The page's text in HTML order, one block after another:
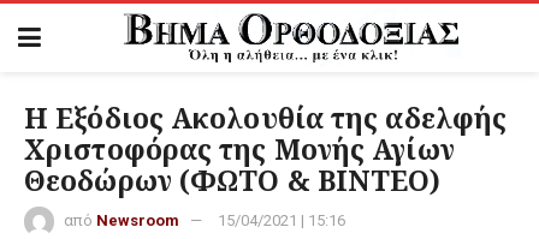
Η Εξόδιος Ακολουθία της αδελφής
Χριστοφόρας της Μονής Αγίων
Θεοδώρων (ΦΩΤΟ & ΒΙΝΤΕΟ)
από Newsroom
15/04/2021 | 15:16